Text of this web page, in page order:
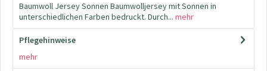
Baumwoll Jersey Sonnen Baumwolljersey mit Sonnen in
unterschiedlichen Farben bedruckt. Durch... mehr
Pflegehinweise
mehr